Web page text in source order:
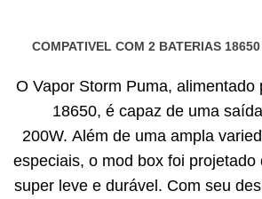
COMPATIVEL COM 2 BATERIAS
O Vapor Storm Puma, alimentado
18650, é capaz de uma
200W. Além de uma ampla
especiais, o mod box foi projetado
super leve e durável. Com seu